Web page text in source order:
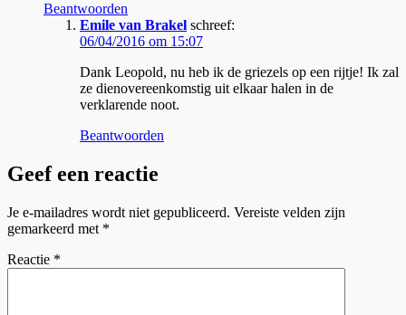
Beantwoorden
Emile van Brakel schreef:
06/04/2016 om 15:07
Dank Leopold, nu heb ik de griezels op een rijtje! Ik zal
ze dienovereenkomstig uit elkaar halen in de
verklarende noot.
Beantwoorden
Geef een reactie
Je e-mailadres wordt niet gepubliceerd. Vereiste velden zijn
gemarkeerd met *
Reactie *